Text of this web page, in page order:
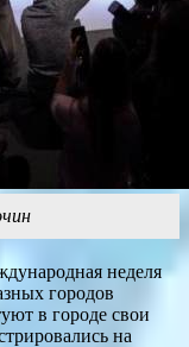
неделя
городов
в городе свои
на